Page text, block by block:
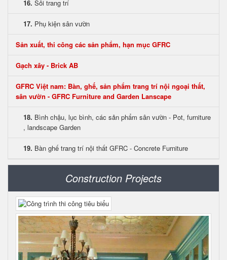
16. Sỏi trang trí
17. Phụ kiện sân vườn
Sản xuất, thi công các sản phẩm, hạn mục GFRC
Gạch xây - Brick AB
GFRC Việt nam: Bàn, ghế, sản phẩm trang trí nội ngoại thất,
sân vườn - GFRC Furniture and Garden Lanscape
18. Bình chậu, lục bình, các sản phẩm sân vườn - Pot, furniture
, landscape Garden
19. Bàn ghế trang trí nội thất GFRC - Concrete Furniture
Construction Projects